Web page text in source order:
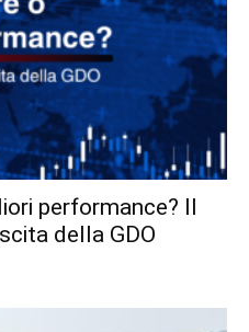
performance? Il
della GDO